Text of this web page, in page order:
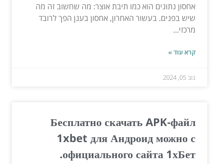
אחסון נתונים הוא כמו תיבת אוצר: מה שחשוב זה מה
שיש בפנים. בעשור האחרון, אחסון בענן הפך לרובד
מרכזי...
קרא עוד »
נוב 05, 2024
Бесплатно скачать APK-файл
1xbet для Андроид можно с
официального сайта 1хБет.